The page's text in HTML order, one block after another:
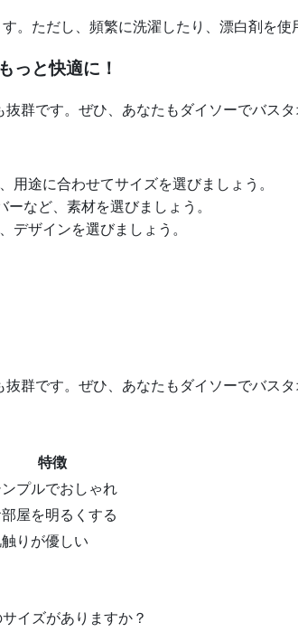
。ただし、頻繁に洗濯したり、漂白剤を使
っと快適に！
群です。ぜひ、あなたもダイソーでバス
途に合わせてサイズを選びましょう。
など、素材を選びましょう。
デザインを選びましょう。
群です。ぜひ、あなたもダイソーでバス
特徴
ンプルでおしゃれ
屋を明るくする
触りが優しい
イズがありますか？